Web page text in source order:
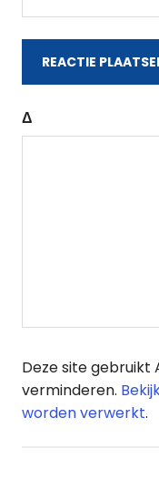
Δ
Deze site gebruikt
verminderen.
worden verwerkt.